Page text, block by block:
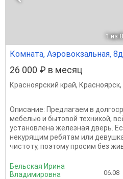
1 из 8
Комната, Аэровокзальная,
26 000 ₽ в месяц
Красноярский край, Красноярск,
Описание: Предлагаем в
мебелью и бытовой техникой,
установлена железная дверь.
некурящим ребятам или
чистоту, поэтому просим без
Бельская Ирина
Владимировна
06.08